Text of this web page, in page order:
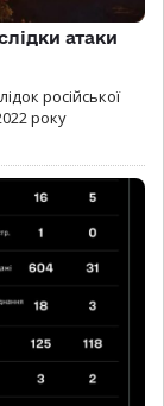
атаки
російської
року